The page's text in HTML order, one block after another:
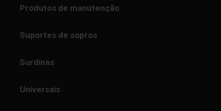
Produtos de manutenção
Suportes de sopros
Surdinas
Universais